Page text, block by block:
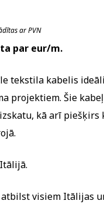
ar PVN
par eur/m.
tekstila kabelis
projektiem. Šie
kā arī
visiem Itālijas